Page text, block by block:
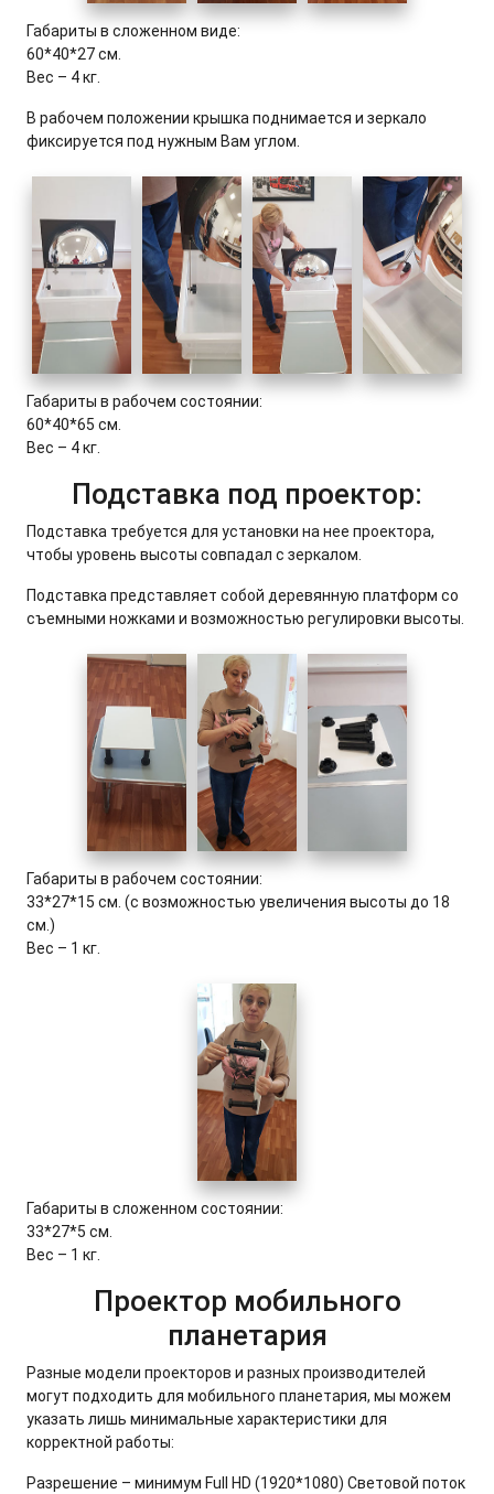
Габариты в сложенном виде:
60*40*27 см.
Вес – 4 кг.
В рабочем положении крышка поднимается и зеркало
фиксируется под нужным Вам углом.
Габариты в рабочем состоянии:
60*40*65 см.
Вес – 4 кг.
Подставка под проектор:
Подставка требуется для установки на нее проектора,
чтобы уровень высоты совпадал с зеркалом.
Подставка представляет собой деревянную платформ со
съемными ножками и возможностью регулировки высоты.
Габариты в рабочем состоянии:
33*27*15 см. (с возможностью увеличения высоты до 18
см.)
Вес – 1 кг.
Габариты в сложенном состоянии:
33*27*5 см.
Вес – 1 кг.
Проектор мобильного
планетария
Разные модели проекторов и разных производителей
могут подходить для мобильного планетария, мы можем
указать лишь минимальные характеристики для
корректной работы:
Разрешение – минимум Full HD (1920*1080) Световой поток